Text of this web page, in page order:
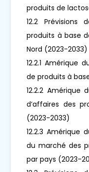
produits de
12.2
produits à base
Nord (2023-2033)
12.2.1 Amérique
de produits à
12.2.2 Amérique
d’affaires des
(2023-2033)
12.2.3 Amérique
du marché des
par pays (2023-